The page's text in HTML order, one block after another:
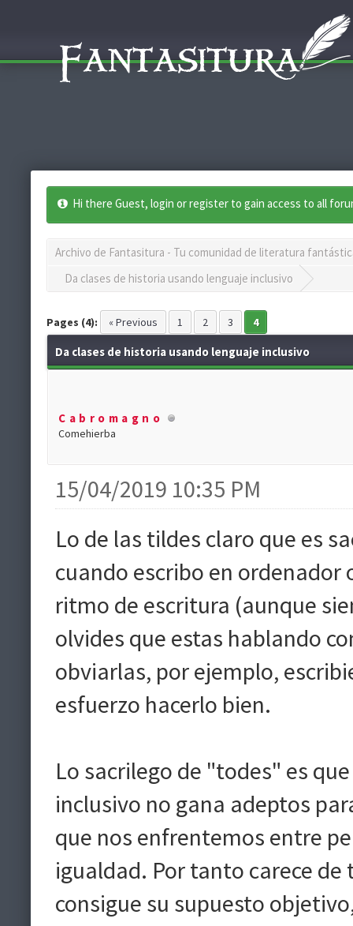
Hi there Guest, login or register to gain access to all
Archivo de Fantasitura - Tu comunidad de literatura
Da clases de historia usando lenguaje inclusivo
Pages (4): « Previous 1 2 3 4
Da clases de historia usando lenguaje inclusivo
Cabromagno
Comehierba
15/04/2019 10:35 PM
Lo de las tildes claro que es
cuando escribo en
ritmo de escritura (aunque
olvides que estas hablando
obviarlas, por ejemplo,
esfuerzo hacerlo bien.
Lo sacrilego de "todes" es
inclusivo no gana adeptos
que nos enfrentemos entre
igualdad. Por tanto carece
consigue su supuesto